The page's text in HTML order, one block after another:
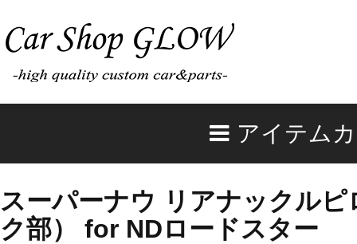
アイテム
スーパーナウ リアナックル
ク部） for NDロードスター